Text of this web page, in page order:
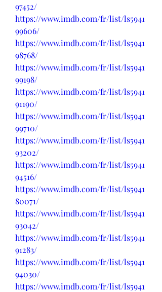
97452/
https://www.imdb.com/fr/list/ls5941
99606/
https://www.imdb.com/fr/list/ls5941
98768/
https://www.imdb.com/fr/list/ls5941
99198/
https://www.imdb.com/fr/list/ls5941
91190/
https://www.imdb.com/fr/list/ls5941
99710/
https://www.imdb.com/fr/list/ls5941
93202/
https://www.imdb.com/fr/list/ls5941
94516/
https://www.imdb.com/fr/list/ls5941
80071/
https://www.imdb.com/fr/list/ls5941
93042/
https://www.imdb.com/fr/list/ls5941
91283/
https://www.imdb.com/fr/list/ls5941
94030/
https://www.imdb.com/fr/list/ls5941